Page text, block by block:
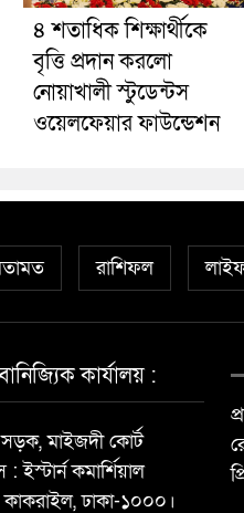
৪ শতাধিক শিক্ষার্থীকে
বৃত্তি প্রদান করলো
নোয়াখালী স্টুডেন্টস
ওয়েলফেয়ার ফাউন্ডেশন
রাশিফল
কার্যালয় :
সড়ক, মাইজদী কোর্ট
ইস্টার্ন কমার্শিয়াল
ঢাকা-১০০০।